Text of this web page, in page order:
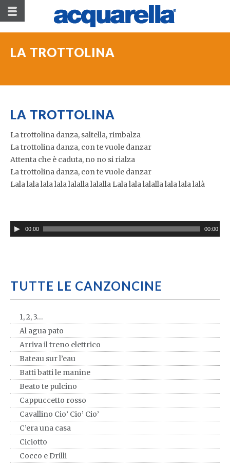
LA TROTTOLINA
LA TROTTOLINA
La trottolina danza, saltella, rimbalza
La trottolina danza, con te vuole danzar
Attenta che è caduta, no no si rialza
La trottolina danza, con te vuole danzar
Lala lala lala lala lalalla lalalla Lala lala lalalla lala lala lalà
00:00 00:00
TUTTE LE CANZONCINE
1, 2, 3…
Al agua pato
Arriva il treno elettrico
Bateau sur l’eau
Batti batti le manine
Beato te pulcino
Cappuccetto rosso
Cavallino Cio’ Cio’ Cio’
C’era una casa
Ciciotto
Cocco e Drilli